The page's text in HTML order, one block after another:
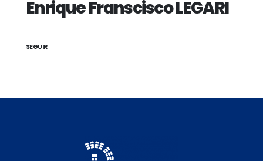
Enrique Franscisco LEGARI
SEGUIR